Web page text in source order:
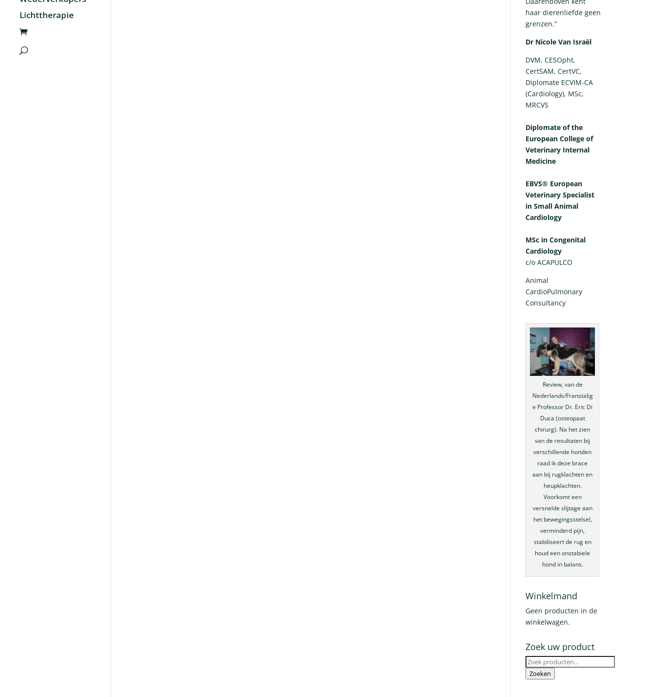
Lichttherapie
haar dierenliefde geen
grenzen.”
Dr Nicole Van Israël
DVM, CESOpht,
CertSAM, CertVC,
Diplomate ECVIM-CA
(Cardiology), MSc,
MRCVS
Diplomate of the
European College of
Veterinary Internal
Medicine
EBVS® European
Veterinary Specialist
in Small Animal
Cardiology
MSc in Congenital
Cardiology
c/o ACAPULCO
Animal
CardioPulmonary
Consultancy
Review, van de
Nederlands/Franstalig
e Professor Dr. Eric Di
Duca (osteopaat
chirurg). Na het zien
van de resultaten bij
verschillende honden
raad ik deze brace
aan bij rugklachten en
heupklachten.
Voorkomt een
versnelde slijtage aan
het bewegingsstelsel,
verminderd pijn,
stabiliseert de rug en
houd een onstabiele
hond in balans.
Winkelmand
Geen producten in de
winkelwagen.
Zoek uw product
Zoeken
naar:
Zoeken